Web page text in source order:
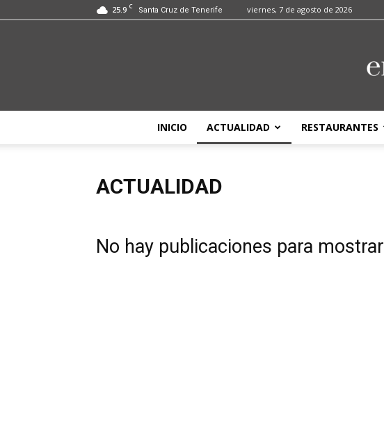
25.9 C Santa Cruz de Tenerife viernes, 7 de agosto de 2026
INICIO ACTUALIDAD RESTAURANTES
ACTUALIDAD
No hay publicaciones para mostrar